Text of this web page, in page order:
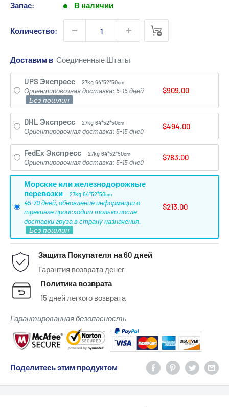
Запас: В наличии
Количество:
Доставим в
UPS Экспресс 27kg 64*52*50cm
Ориентировочная доставка: 5-15 дней
Без пошлин
$909.00
DHL Экспресс 27kg 64*52*50cm
Ориентировочная доставка: 5-15 дней
$494.00
FedEx Экспресс 27kg 64*52*50cm
Ориентировочная доставка: 5-15 дней
$783.00
Морские или железнодорожные
перевозки
27kg 64*52*50cm
45-70 дней, обновление информации о
трекинге происходит только после
доставки груза в страну назначения.
Без пошлин
$213.00
Защита Покупателя на 60 дней
Гарантия возврата денег
Политика возврата
15 дней легкого возврата
Гарантированная безопасность
Поделитесь этим продуктом